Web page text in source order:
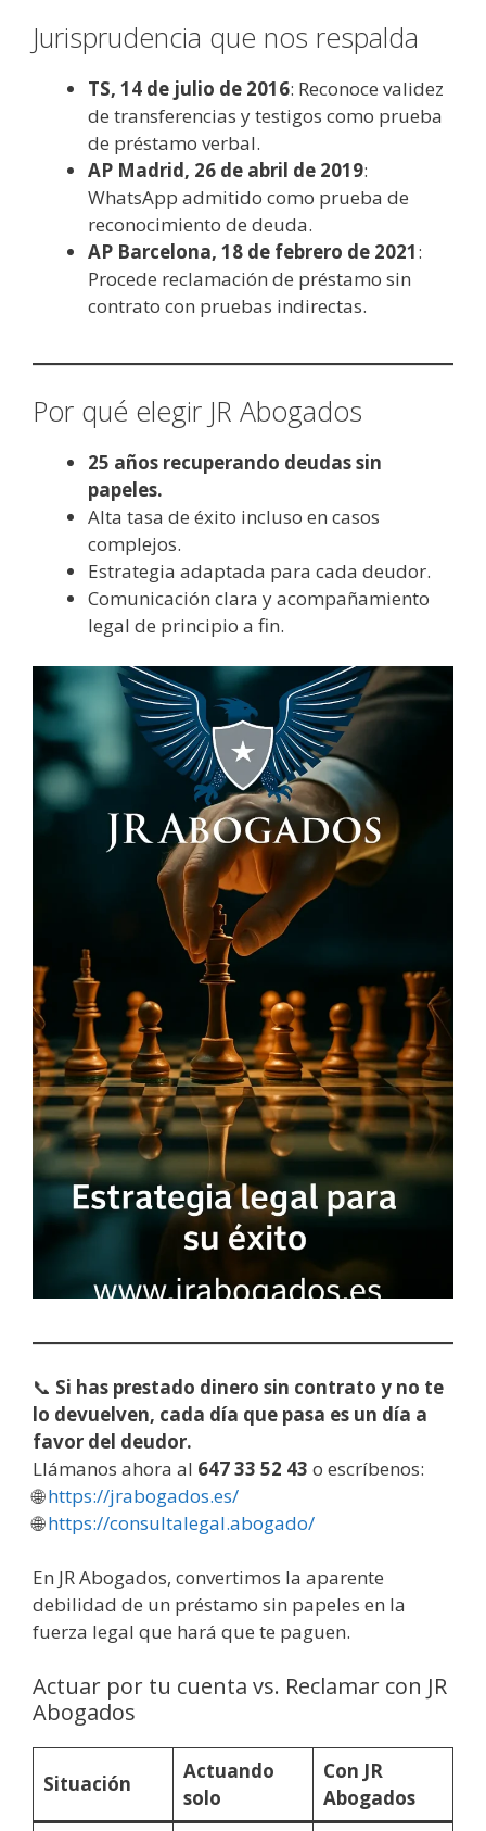
Jurisprudencia que nos respalda
TS, 14 de julio de 2016: Reconoce validez
de transferencias y testigos como prueba
de préstamo verbal.
AP Madrid, 26 de abril de 2019:
WhatsApp admitido como prueba de
reconocimiento de deuda.
AP Barcelona, 18 de febrero de 2021:
Procede reclamación de préstamo sin
contrato con pruebas indirectas.
Por qué elegir JR Abogados
25 años recuperando deudas sin
papeles.
Alta tasa de éxito incluso en casos
complejos.
Estrategia adaptada para cada deudor.
Comunicación clara y acompañamiento
legal de principio a fin.
📞 Si has prestado dinero sin contrato y no te
lo devuelven, cada día que pasa es un día a
favor del deudor.
Llámanos ahora al 647 33 52 43 o escríbenos:
🌐https://jrabogados.es/
🌐https://consultalegal.abogado/
En JR Abogados, convertimos la aparente
debilidad de un préstamo sin papeles en la
fuerza legal que hará que te paguen.
Actuar por tu cuenta vs. Reclamar con JR
Abogados
Situación
Actuando
solo
Con JR
Abogados